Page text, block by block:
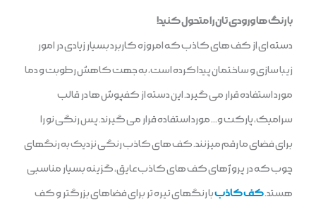
با رنگ ها ورودی تان را متحول کنید!
دسته ای از کف های کاذب که امروزه کاربرد بسیار زیادی در امور
زیبا سازی و ساختمان پیدا کرده است، به جهت کاهش رطوبت و دما
مورد استفاده قرار می گیرد. این دسته از کفپوش ها در قالب
سرامیک، پارکت و… مورد استفاده قرار می گیرند. پس رنگی نو را
برای فضای ما رقم میزنند. کف های کاذب رنگی نزدیک به رنگهای
چوب که در پروژهای کف های کاذب عایق، گزینه بسیار مناسبی
هستد.کف کاذببا رنگهای تیره تر برای فضاهای بزرگتر و کف